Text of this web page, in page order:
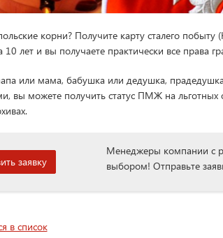
корни? Получите карту сталего
10 лет и вы получаете практически все права
или мама, бабушка или дедушка,
вы можете получить статус ПМЖ на
заявку
Менеджеры компании с
выбором! Отправьте
в список